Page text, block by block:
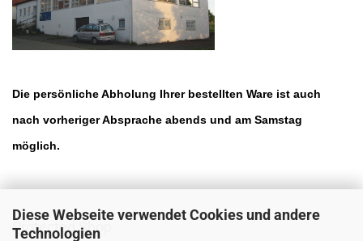
Diese Webseite verwendet Cookies und andere
Technologien
Die persönliche Abholung Ihrer bestellten Ware ist auch
nach vorheriger Absprache abends und am Samstag
möglich.
Protected Shop